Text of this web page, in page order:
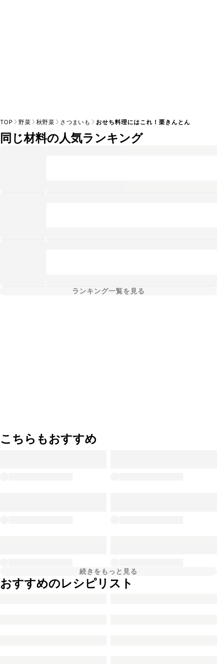
TOP 野菜 秋野菜 さつまいも おせち料理にはこれ！栗きんとん
同じ材料の人気ランキング
ランキング一覧を見る
こちらもおすすめ
続きをもっと見る
おすすめのレシピリスト